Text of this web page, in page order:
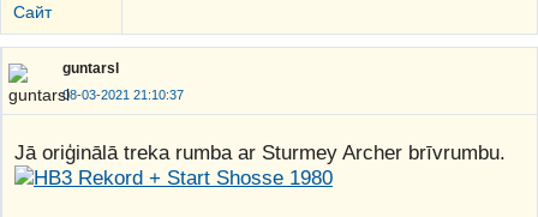
Сайт
guntarsl
08-03-2021 21:10:37
Jā oriģinālā treka rumba ar Sturmey Archer brīvrumbu.